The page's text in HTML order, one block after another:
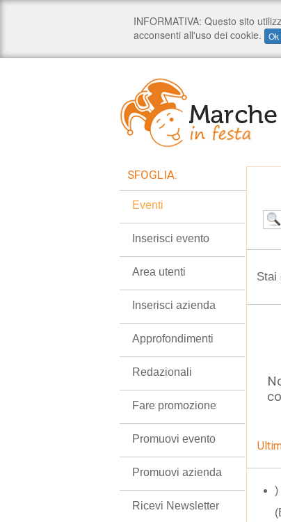
Stai
)
SFOGLIA:
Eventi
Inserisci evento
Area utenti
Inserisci azienda
Approfondimenti
Redazionali
Fare promozione
Promuovi evento
Promuovi azienda
Ricevi Newsletter